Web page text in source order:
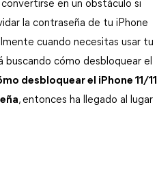
en un obstáculo si
la contraseña de tu iPhone
cuando necesitas usar tu
cómo desbloquear el
desbloquear el iPhone 11/11
, entonces ha llegado al lugar